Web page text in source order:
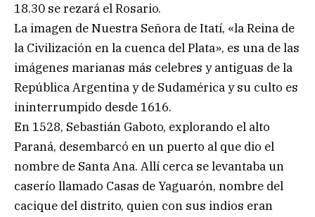
18.30 se rezará el Rosario.
La imagen de Nuestra Señora de Itatí, «la Reina de
la Civilización en la cuenca del Plata», es una de las
imágenes marianas más celebres y antiguas de la
República Argentina y de Sudamérica y su culto es
ininterrumpido desde 1616.
En 1528, Sebastián Gaboto, explorando el alto
Paraná, desembarcó en un puerto al que dio el
nombre de Santa Ana. Allí cerca se levantaba un
caserío llamado Casas de Yaguarón, nombre del
cacique del distrito, quien con sus indios eran